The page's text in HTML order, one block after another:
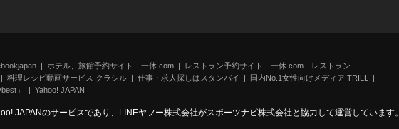
ホテル、旅館予約サイト 一休.com
レストラン予約サイト 一休.com レストラン
料理レシピ動画サービス クラシル 仕事・求人探しはスタンバイ
国内No.1女性向けメディア TRILL
」
Yahoo! JAPAN
JAPANのサービスであり、LINEヤフー株式会社がスポーツナビ株式会社と協力して運営しています。